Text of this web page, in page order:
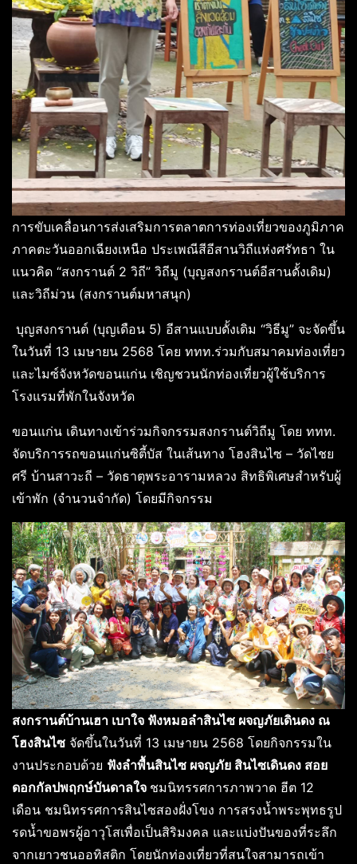
การขับเคลื่อนการส่งเสริมการตลาตการท่องเที่ยวของภูมิภาค
ภาคตะวันออกเฉียงเหนือ ประเพณีสีอีสานวิถีแห่งศรัทธา ใน
แนวคิด “สงกรานต์ 2 วิถี” วิถีมู (บุญสงกรานต์อีสานดั้งเดิม)
และวิถีม่วน (สงกรานต์มหาสนุก)
บุญสงกรานต์ (บุญเดือน 5) อีสานแบบดั้งเดิม “วิธีมู” จะจัดขึ้น
ในวันที่ 13 เมษายน 2568 โคย ททท.ร่วมกับสมาคมท่องเที่ยว
และไมซ์จังหวัดขอนแก่น เชิญชวนนักท่องเที่ยวผู้ใช้บริการ
โรงแรมที่พักในจังหวัด
ขอนแก่น เดินทางเข้าร่วมกิจกรรมสงกรานต์วิถีมู โดย ททท.
จัดบริการรถขอนแก่นซิตี้บัส ในเส้นทาง โฮงสินไซ – วัดไชย
ศรี บ้านสาวะถี – วัดธาตุพระอารามหลวง สิทธิพิเศษสำหรับผู้
เข้าพัก (จำนวนจำกัด) โดยมีกิจกรรม
สงกรานต์บ้านเฮา เบาใจ ฟังหมอลำสินไซ ผจญภัยเดินดง ณ
โฮงสินไซ จัดขึ้นในวันที่ 13 เมษายน 2568 โดยกิจกรรมใน
งานประกอบด้วย ฟังลำพื้นสินไซ ผจญภัย สินไซเดินดง สอย
ดอกกัลปพฤกษ์บันดาลใจ ชมนิทรรศการภาพวาด ฮีต 12
เดือน ชมนิทรรศการสินไซสองฝั่งโขง การสรงน้ำพระพุทธรูป
รดน้ำขอพรผู้อาวุโสเพื่อเป็นสิริมงคล และแบ่งปันของที่ระลึก
จากเยาวชนออทิสติก โดยนักท่องเที่ยวที่สนใจสามารถเข้า